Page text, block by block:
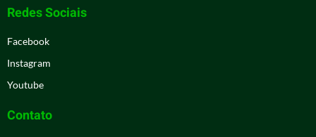
Redes Sociais
Facebook
Instagram
Youtube
Contato